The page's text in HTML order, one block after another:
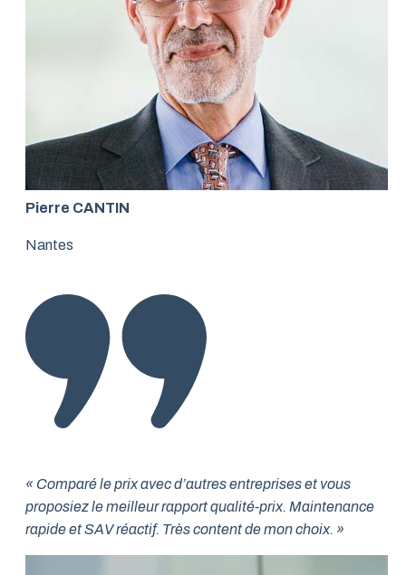
Pierre CANTIN
Nantes
« Comparé le prix avec d’autres entreprises et vous
proposiez le meilleur rapport qualité-prix. Maintenance
rapide et SAV réactif. Très content de mon choix. »